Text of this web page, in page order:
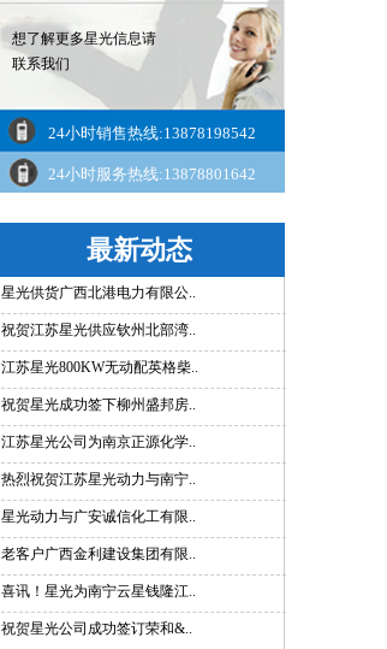
想了解更多星光信息请
联系我们
24小时销售热线:13878198542
24小时服务热线:13878801642
最新动态
星光供货广西北港电力有限公..
祝贺江苏星光供应钦州北部湾..
江苏星光800KW无动配英格柴..
祝贺星光成功签下柳州盛邦房..
江苏星光公司为南京正源化学..
热烈祝贺江苏星光动力与南宁..
星光动力与广安诚信化工有限..
老客户广西金利建设集团有限..
喜讯！星光为南宁云星钱隆江..
祝贺星光公司成功签订荣和&..